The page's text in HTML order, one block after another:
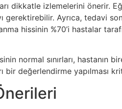
dikkatle izlemelerini
Ayrıca, tedavi
hissinin %70’i hastalar
normal sınırları, hastanın
değerlendirme yapılması